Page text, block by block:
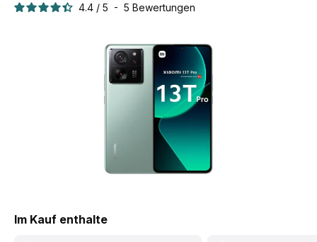
4.4 / 5 - 5 Bewertungen
Im Kauf enthalte